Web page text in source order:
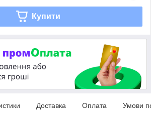
Купити
Доставка Оплата Умови